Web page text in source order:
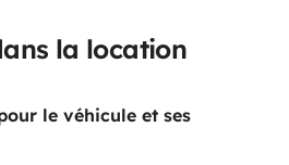
la location
le véhicule et ses